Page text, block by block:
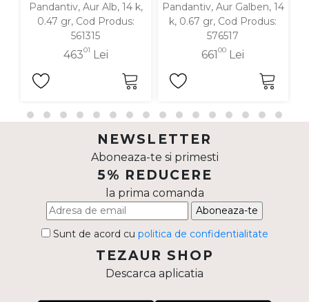
Pandantiv, Aur Alb, 14 k,
0.47 gr, Cod Produs:
561315
46301 Lei
Pandantiv, Aur Galben, 14
k, 0.67 gr, Cod Produs:
576517
66100 Lei
NEWSLETTER
Aboneaza-te si primesti
5% REDUCERE
la prima comanda
Aboneaza-te
Sunt de acord cu politica de confidentialitate
TEZAUR SHOP
Descarca aplicatia